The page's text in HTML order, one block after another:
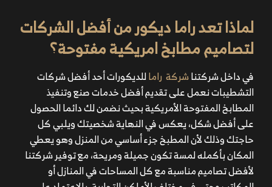
لماذا تعد راما ديكور من أفضل الشركات
لتصاميم مطابخ امريكية مفتوحة؟
في داخل شركتناشركة راماللديكورات أحد أفضل شركات
التشطيبات نعمل على تقديم أفضل خدمات صنع وتنفيذ
المطابخ المفتوحة الأمريكية بحيث نضمن لك دائما الحصول
على أفضل شكل، يعكس في النهاية شخصيتك ويلبي كل
حاجتك وذلك لأن المطبخ جزء أساسي من المنزل وهو يعطي
المكان بأكمله لمسة تكون جميلة ومريحة، مع توفير شركتنا
لأفضل تصاميم مناسبة مع كل المساحات في المنازل أو